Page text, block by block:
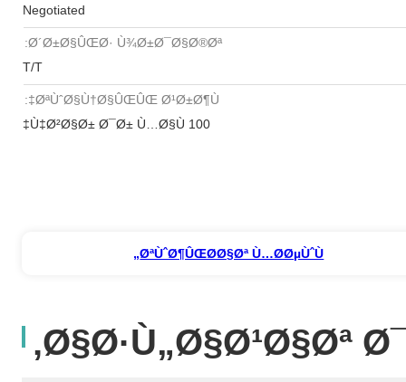
Negotiated
Ø´Ø±Ø§ÛŒØ· Ù¾Ø±Ø¯Ø§Ø®Øª:
T/T
ØªÙˆØ§Ù†Ø§ÛŒÛŒ Ø¹Ø±Ø¶Ù‡:
100 Ù‡Ø²Ø§Ø± Ø¯Ø± Ù…Ø§Ù‡
ØªÙˆØ¶ÛŒØ­Ø§Øª Ù…Ø­ØµÙˆÙ„
Ø§Ø·Ù„Ø§Ø¹Ø§Øª